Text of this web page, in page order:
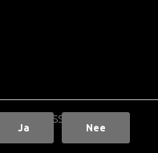
RSS-feed
Ja Nee